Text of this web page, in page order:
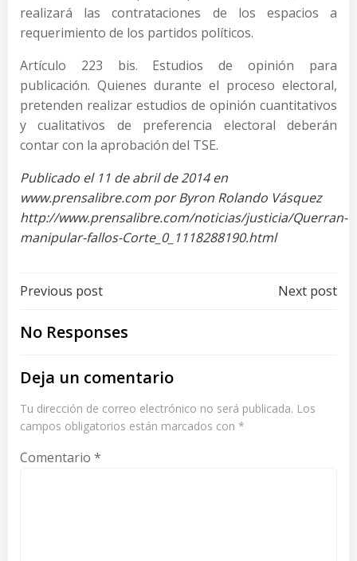
realizará las contrataciones de los espacios a
requerimiento de los partidos políticos.
Artículo 223 bis. Estudios de opinión para
publicación. Quienes durante el proceso electoral,
pretenden realizar estudios de opinión cuantitativos
y cualitativos de preferencia electoral deberán
contar con la aprobación del TSE.
Publicado el 11 de abril de 2014 en
www.prensalibre.com por Byron Rolando Vásquez
http://www.prensalibre.com/noticias/justicia/Querran-
manipular-fallos-Corte_0_1118288190.html
Post
navigation
Previous post Next post
No Responses
Deja un comentario
Tu dirección de correo electrónico no será publicada. Los
campos obligatorios están marcados con *
Comentario *